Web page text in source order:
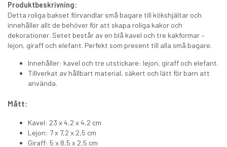
KÖP
Produktbeskrivning:
Detta roliga bakset förvandlar små bagare till kökshjältar och
innehåller allt de behöver för att skapa roliga kakor och
dekorationer. Setet består av en blå kavel och tre kakformar –
lejon, giraff och elefant. Perfekt som present till alla små bagare.
Innehåller: kavel och tre utstickare: lejon, giraff och elefant.
Tillverkat av hållbart material, säkert och lätt för barn att
använda.
Mått:
Kavel: 23 x 4,2 x 4,2 cm
Lejon: 7 x 7,2 x 2,5 cm
Giraff: 5 x 8,5 x 2,5 cm